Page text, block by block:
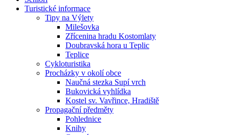
Turistické informace
Tipy na Výlety
Milešovka
Zřícenina hradu Kostomlaty
Doubravská hora u Teplic
Teplice
Cykloturistika
Procházky v okolí obce
Naučná stezka Supí vrch
Bukovická vyhlídka
Kostel sv. Vavřince, Hradiště
Propagační předměty
Pohlednice
Knihy